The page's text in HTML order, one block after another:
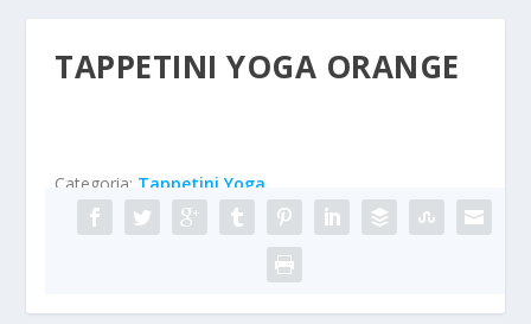
TAPPETINI YOGA ORANGE
Categoria: Tappetini Yoga